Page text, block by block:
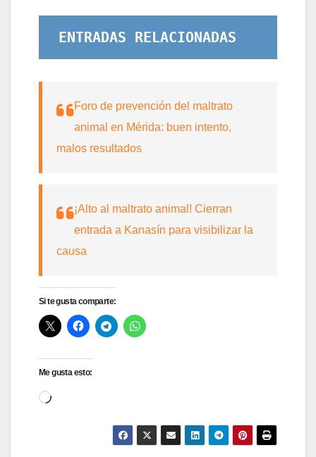
ENTRADAS RELACIONADAS
Foro de prevención del maltrato
animal en Mérida: buen intento,
malos resultados
¡Alto al maltrato animal! Cierran
entrada a Kanasín para visibilizar la
causa
Si te gusta comparte:
Me gusta esto:
Cargando...